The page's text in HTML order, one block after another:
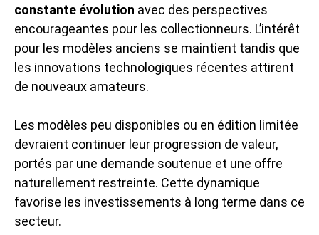
constante évolution avec des perspectives
encourageantes pour les collectionneurs. L’intérêt
pour les modèles anciens se maintient tandis que
les innovations technologiques récentes attirent
de nouveaux amateurs.
Les modèles peu disponibles ou en édition limitée
devraient continuer leur progression de valeur,
portés par une demande soutenue et une offre
naturellement restreinte. Cette dynamique
favorise les investissements à long terme dans ce
secteur.